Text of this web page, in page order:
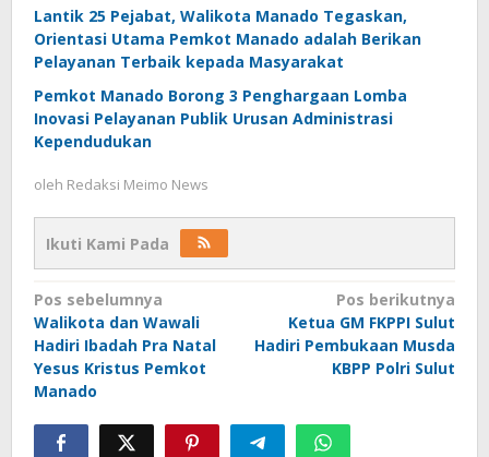
Lantik 25 Pejabat, Walikota Manado Tegaskan,
Orientasi Utama Pemkot Manado adalah Berikan
Pelayanan Terbaik kepada Masyarakat
Pemkot Manado Borong 3 Penghargaan Lomba
Inovasi Pelayanan Publik Urusan Administrasi
Kependudukan
oleh Redaksi Meimo News
Ikuti Kami Pada
Navigasi
pos
Pos sebelumnya
Walikota dan Wawali
Hadiri Ibadah Pra Natal
Yesus Kristus Pemkot
Manado
Pos berikutnya
Ketua GM FKPPI Sulut
Hadiri Pembukaan Musda
KBPP Polri Sulut